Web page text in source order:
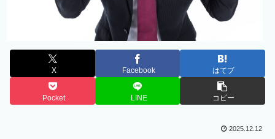
X Facebook はてブ
Pocket LINE コピー
2025.12.12